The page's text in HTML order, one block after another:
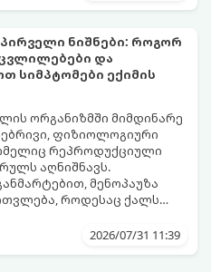
ნიშნები: როგორ
და
სიმპტომები ექიმის
ორგანიზმში მიმდინარე
ფიზიოლოგიური
რეპროდუქციული
აღნიშნავს.
მენოპაუზა
როდესაც ქალს
მომენტამდე ბევრად ადრე
2026/07/31 11:39